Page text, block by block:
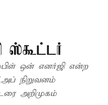
ஸ்கூட்டர்
ஒன் எனர்ஜி என்ற
நிறுவனம்
அறிமுகம்